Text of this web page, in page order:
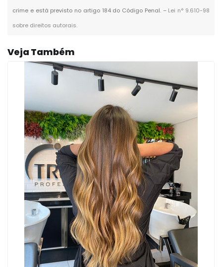
crime e está previsto no artigo 184 do Código Penal. – Lei n° 9.610-98
sobre direitos autorais.
Veja Também